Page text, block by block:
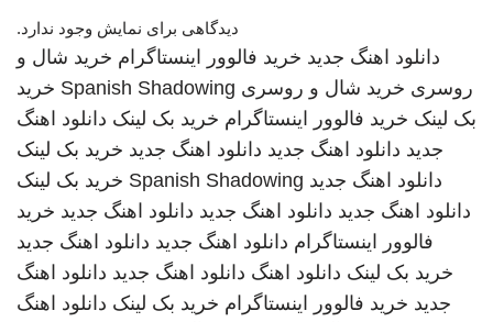
دیدگاهی برای نمایش وجود ندارد.
دانلود اهنگ جدید خرید فالوور اینستاگرام خرید شال و
روسری خرید شال و روسری Spanish Shadowing خرید
بک لینک خرید فالوور اینستاگرام خرید بک لینک دانلود اهنگ
جدید دانلود اهنگ جدید دانلود اهنگ جدید خرید بک لینک
دانلود اهنگ جدید Spanish Shadowing خرید بک لینک
دانلود اهنگ جدید دانلود اهنگ جدید دانلود اهنگ جدید خرید
فالوور اینستاگرام دانلود اهنگ جدید دانلود اهنگ جدید
خرید بک لینک دانلود اهنگ دانلود اهنگ جدید دانلود اهنگ
جدید خرید فالوور اینستاگرام خرید بک لینک دانلود اهنگ